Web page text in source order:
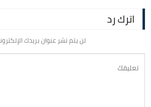
اترك رد
لن يتم نشر عنوان بريدك